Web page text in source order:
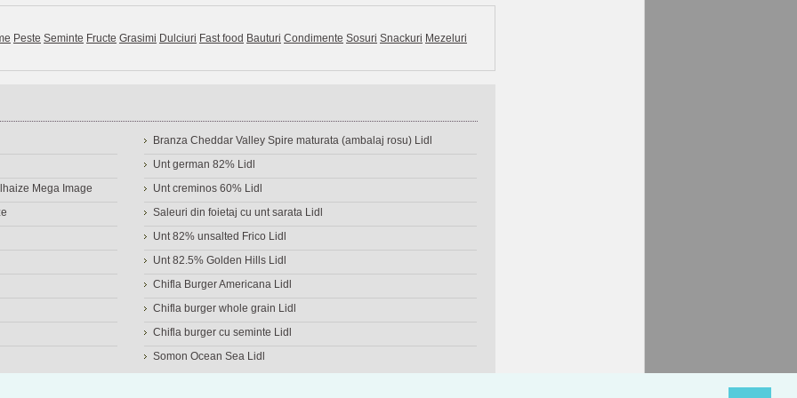
Peste Seminte Fructe Grasimi Dulciuri Fast food Bauturi Condimente Sosuri Snackuri Mezeluri
Mega Image
Branza Cheddar Valley Spire maturata (ambalaj rosu) Lidl
Unt german 82% Lidl
Unt creminos 60% Lidl
Saleuri din foietaj cu unt sarata Lidl
Unt 82% unsalted Frico Lidl
Unt 82.5% Golden Hills Lidl
Chifla Burger Americana Lidl
Chifla burger whole grain Lidl
Chifla burger cu seminte Lidl
Somon Ocean Sea Lidl